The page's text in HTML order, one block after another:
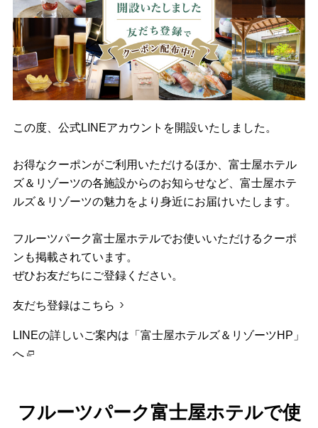
この度、公式LINEアカウントを開設いたしました。
お得なクーポンがご利用いただけるほか、富士屋ホテル
ズ＆リゾーツの各施設からのお知らせなど、富士屋ホテ
ルズ＆リゾーツの魅力をより身近にお届けいたします。
フルーツパーク富士屋ホテルでお使いいただけるクーポ
ンも掲載されています。
ぜひお友だちにご登録ください。
友だち登録はこちら
LINEの詳しいご案内は「富士屋ホテルズ＆リゾーツHP」
へ
フルーツパーク富士屋ホテルで使